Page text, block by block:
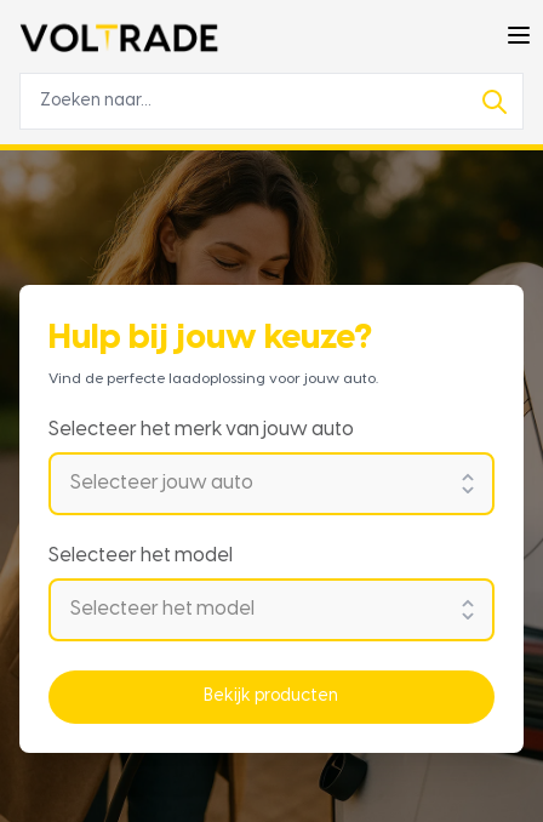
Hulp bij jouw keuze?
Vind de perfecte laadoplossing voor jouw auto.
Selecteer het merk van jouw auto
Selecteer het model
Bekijk producten